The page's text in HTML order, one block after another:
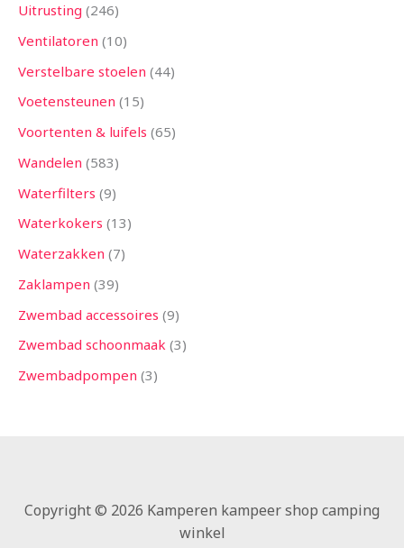
Uitrusting 246
Ventilatoren 10
Verstelbare stoelen 44
Voetensteunen 15
Voortenten & luifels 65
Wandelen 583
Waterfilters 9
Waterkokers 13
Waterzakken 7
Zaklampen 39
Zwembad accessoires 9
Zwembad schoonmaak 3
Zwembadpompen 3
Copyright © 2026 Kamperen kampeer shop camping
winkel